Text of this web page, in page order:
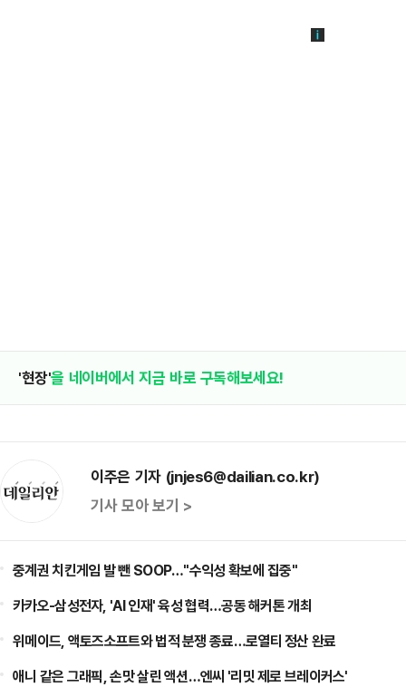
'현장'을 네이버에서 지금 바로 구독해보세요!
이주은 기자 (jnjes6@dailian.co.kr)
기사 모아 보기 >
중계권 치킨게임 발 뺀 SOOP…"수익성 확보에 집중"
카카오-삼성전자, 'AI 인재' 육성 협력…공동 해커톤 개최
위메이드, 액토즈소프트와 법적 분쟁 종료…로열티 정산 완료
애니 같은 그래픽, 손맛 살린 액션…엔씨 '리밋 제로 브레이커스'